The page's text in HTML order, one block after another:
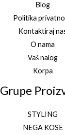
Blog
Politika
Kontaktiraj
O nama
Vaš nalog
Korpa
Grupe
STYLING
NEGA KOSE